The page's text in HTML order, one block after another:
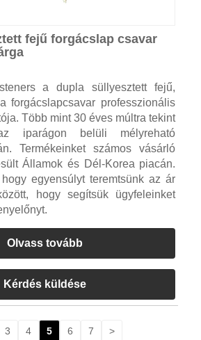
fejű forgácslap csavar
a dupla süllyesztett fejű,
forgácslapcsavar professzionális
Több mint 30 éves múltra tekint
iparágon belüli mélyreható
Termékeinket számos vásárló
Államok és Dél-Korea piacán.
egyensúlyt teremtsünk az ár
hogy segítsük ügyfeleinket
Olvass tovább
Kérdés küldése
3 4 5 6 7 >